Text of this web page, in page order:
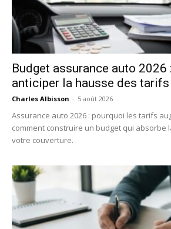
Budget assurance auto 2026
anticiper la hausse des tarifs
Charles Albisson - 5 août 2026
Assurance auto 2026 : pourquoi les tarifs
comment construire un budget qui absorbe
votre couverture.